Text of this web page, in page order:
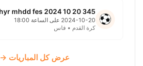
345 non defini ghyr mhdd fes 2024 10 20
2024-10-20 على الساعة 18:00
كرة القدم • فاس
عرض كل المباريات →